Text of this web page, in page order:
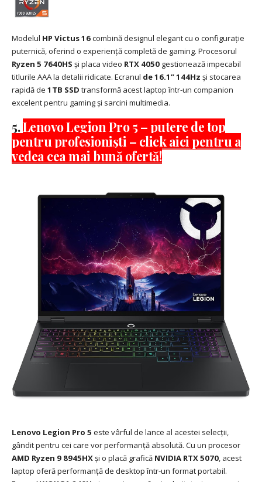
Modelul HP Victus 16combină designul elegant cu o configurație
puternică, oferind o experiență completă de gaming. Procesorul
Ryzen 5 7640HS și placa video RTX 4050 gestionează impecabil
titlurile AAA la detalii ridicate. Ecranul de 16.1” 144Hz și stocarea
rapidă de 1TB SSD transformă acest laptop într-un companion
excelent pentru gaming și sarcini multimedia.
5.Lenovo Legion Pro 5 – putere de top
pentru profesioniști – click aici pentru a
vedea cea mai bună ofertă!
Lenovo Legion Pro 5 este vârful de lance al acestei selecții,
gândit pentru cei care vor performanță absolută. Cu un procesor
AMD Ryzen 9 8945HXși o placă grafică NVIDIA RTX 5070, acest
laptop oferă performanță de desktop într-un format portabil.